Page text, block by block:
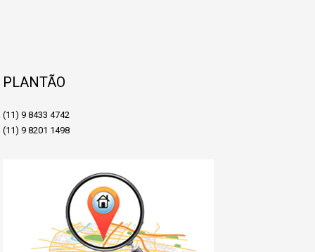
PLANTÃO
(11) 9 8433 4742
(11) 9 8201 1498